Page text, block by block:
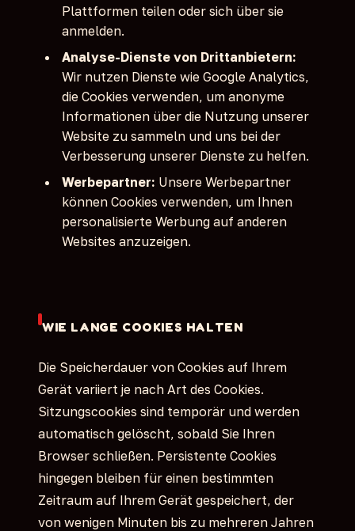
Plattformen teilen oder sich über sie
anmelden.
Analyse-Dienste von Drittanbietern:
Wir nutzen Dienste wie Google Analytics,
die Cookies verwenden, um anonyme
Informationen über die Nutzung unserer
Website zu sammeln und uns bei der
Verbesserung unserer Dienste zu helfen.
Werbepartner: Unsere Werbepartner
können Cookies verwenden, um Ihnen
personalisierte Werbung auf anderen
Websites anzuzeigen.
WIE LANGE COOKIES HALTEN
Die Speicherdauer von Cookies auf Ihrem
Gerät variiert je nach Art des Cookies.
Sitzungscookies sind temporär und werden
automatisch gelöscht, sobald Sie Ihren
Browser schließen. Persistente Cookies
hingegen bleiben für einen bestimmten
Zeitraum auf Ihrem Gerät gespeichert, der
von wenigen Minuten bis zu mehreren Jahren